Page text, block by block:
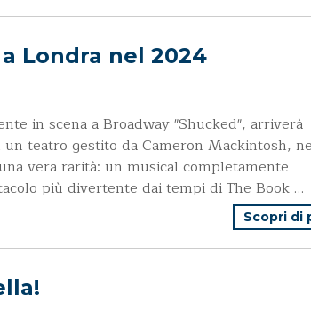
a Londra nel 2024
in scena a Broadway "Shucked", arriverà
un teatro gestito da Cameron Mackintosh,
vera rarità: un musical completamente
più divertente dai tempi di The Book …
Scopri di